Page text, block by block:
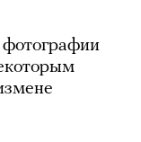
фотографии